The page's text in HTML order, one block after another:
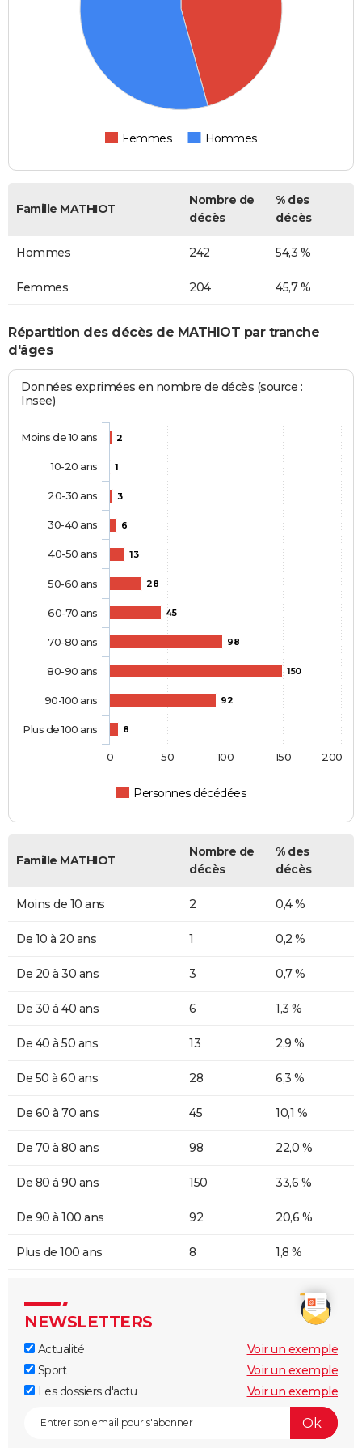
Femmes Hommes
Famille MATHIOT
Nombre de
décès
% des
décès
Hommes 242 54,3 %
Femmes 204 45,7 %
Répartition des décès de MATHIOT par tranche
d'âges
Données exprimées en nombre de décès (source :
Insee)
2
1
3
6
13
28
45
98
150
92
8
Personnes décédées
Moins de 10 ans
10-20 ans
20-30 ans
30-40 ans
40-50 ans
50-60 ans
60-70 ans
70-80 ans
80-90 ans
90-100 ans
Plus de 100 ans
0 50 100 150 200
Famille MATHIOT
Nombre de
décès
% des
décès
Moins de 10 ans 2 0,4 %
De 10 à 20 ans 1 0,2 %
De 20 à 30 ans 3 0,7 %
De 30 à 40 ans 6 1,3 %
De 40 à 50 ans 13 2,9 %
De 50 à 60 ans 28 6,3 %
De 60 à 70 ans 45 10,1 %
De 70 à 80 ans 98 22,0 %
De 80 à 90 ans 150 33,6 %
De 90 à 100 ans 92 20,6 %
Plus de 100 ans 8 1,8 %
NEWSLETTERS
Actualité
Voir un exemple
Sport
Voir un exemple
Les dossiers d'actu
Voir un exemple